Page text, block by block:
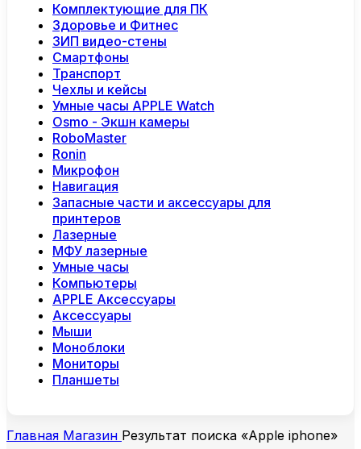
Комплектующие для ПК
Здоровье и Фитнес
ЗИП видео-стены
Смартфоны
Транспорт
Чехлы и кейсы
Умные часы APPLE Watch
Osmo - Экшн камеры
RoboMaster
Ronin
Микрофон
Навигация
Запасные части и аксессуары для
принтеров
Лазерные
МФУ лазерные
Умные часы
Компьютеры
APPLE Аксессуары
Аксессуары
Мыши
Моноблоки
Мониторы
Планшеты
Главная Магазин Результат поиска «Apple iphone»